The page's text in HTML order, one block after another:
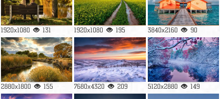
1920x1080 131 1920x1080 195 3840x2160 90
2880x1800 155 7680x4320 209 5120x2880 149